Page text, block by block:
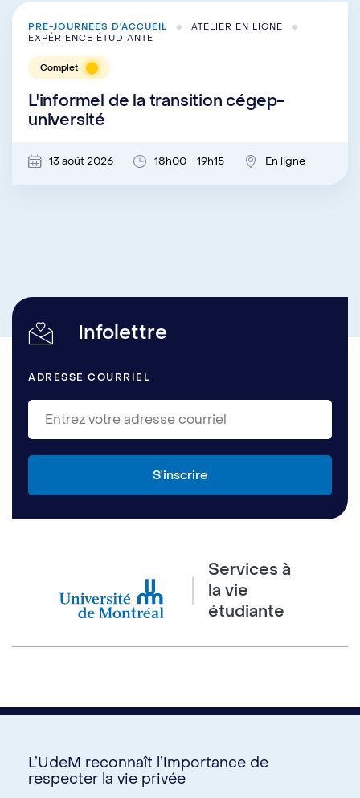
PRÉ-JOURNÉES D'ACCUEIL
ATELIER EN LIGNE
EXPÉRIENCE ÉTUDIANTE
Complet
L'informel de la transition cégep-
université
13 août 2026 18h00 - 19h15 En ligne
Infolettre
ADRESSE COURRIEL
Services à
la vie
étudiante
Nous joindre
L’UdeM reconnaît l’importance de
respecter la vie privée